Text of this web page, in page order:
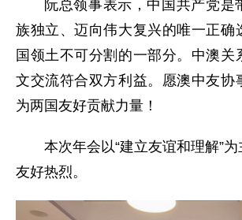
阮总领事表示，中国共产党是
族独立、迈向伟大复兴的唯一正确
国领土不可分割的一部分。中澳关
文交流符合双方利益。愿澳中友协
为两国友好贡献力量！
本次年会以“建立友谊和理解”
友好热烈。